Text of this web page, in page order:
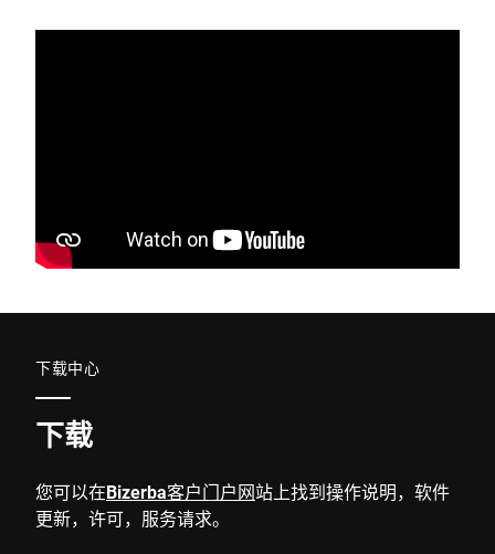
下载中心
下载
您可以在Bizerba客户门户网站上找到操作说明，软件
更新，许可，服务请求。